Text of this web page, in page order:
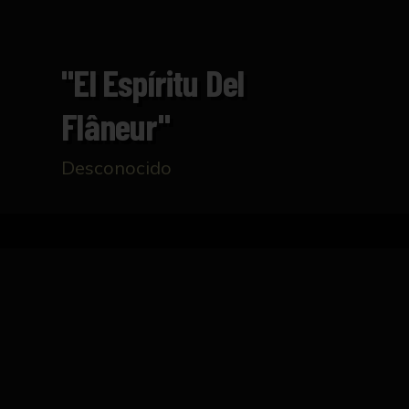
"El Espíritu Del
Flâneur"
Desconocido